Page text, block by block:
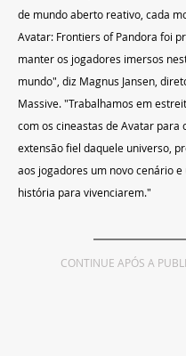
de mundo aberto reativo, cada
Avatar: Frontiers of Pandora foi
manter os jogadores imersos
mundo", diz Magnus Jansen,
Massive. "Trabalhamos em
com os cineastas de Avatar para
extensão fiel daquele universo,
aos jogadores um novo cenário e
história para vivenciarem."
CONTINUE APÓS A